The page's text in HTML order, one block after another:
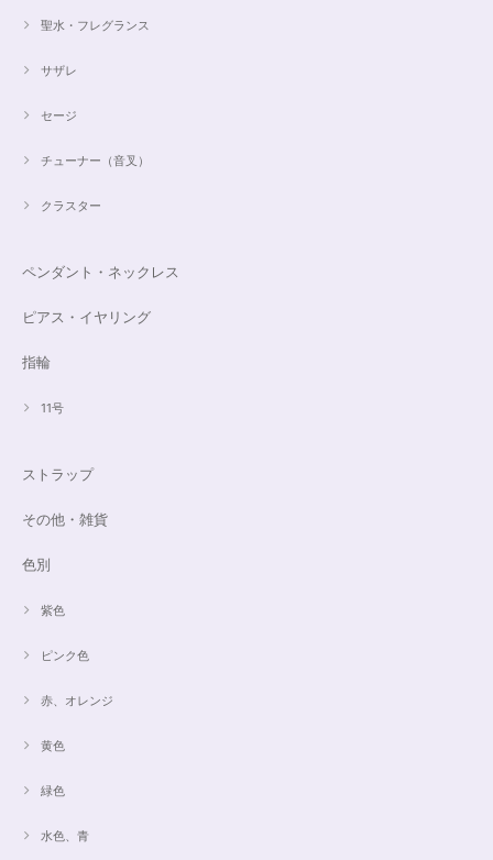
聖水・フレグランス
サザレ
セージ
チューナー（音叉）
クラスター
ペンダント・ネックレス
ピアス・イヤリング
指輪
11号
ストラップ
その他・雑貨
色別
紫色
ピンク色
赤、オレンジ
黄色
緑色
水色、青